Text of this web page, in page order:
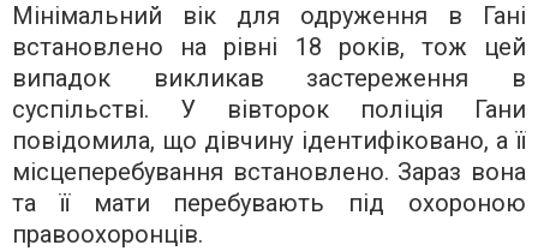
Мінімальний вік для одруження в Гані
встановлено на рівні 18 років, тож цей
випадок викликав застереження в
суспільстві. У вівторок поліція Гани
повідомила, що дівчину ідентифіковано, а її
місцеперебування встановлено. Зараз вона
та її мати перебувають під охороною
правоохоронців.